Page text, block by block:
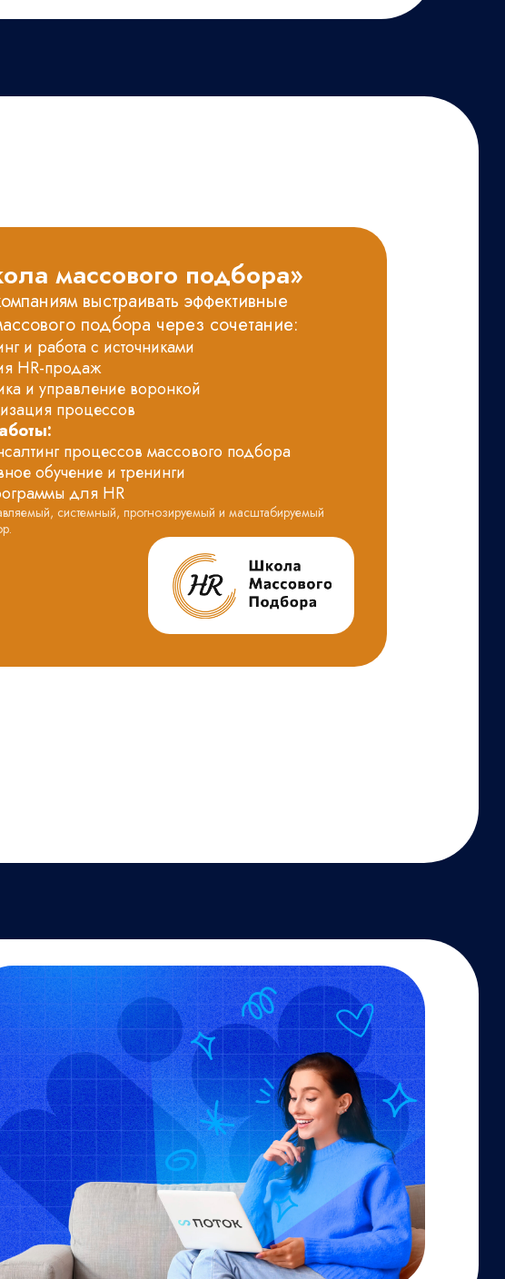
массового подбора»
выстраивать эффективные
подбора через сочетание:
и работа с источниками
HR-продаж
и управление воронкой
процессов
процессов массового подбора
обучение и тренинги
для HR
системный, прогнозируемый и масштабируемый